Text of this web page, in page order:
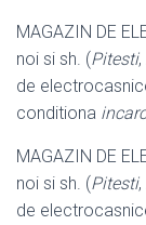
MAGAZIN DE
noi si sh. (Pitesti
de
conditiona
MAGAZIN DE
noi si sh. (Pitesti
de